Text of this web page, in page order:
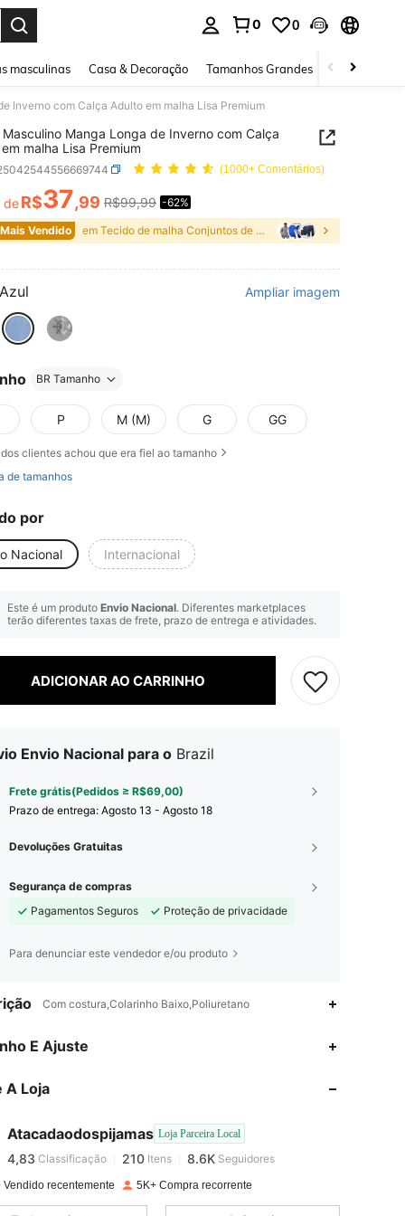
0 0
masculinas Casa & Decoração Tamanhos Grandes Joias e
Inverno com Calça Adulto em malha Lisa Premium
Masculino Manga Longa de Inverno com Calça
malha Lisa Premium
(1000+ Comentários)
AND AVAILABILITY
deR$37,99 R$99,99 -62%
Vendido em Tecido de malha Conjuntos de Loungewear Masculi
Azul Ampliar imagem
BR Tamanho
P M (M) G GG
dos clientes achou que era fiel ao tamanho
de tamanhos
por
Nacional Internacional
Este é um produto Envio Nacional. Diferentes marketplaces
terão diferentes taxas de frete, prazo de entrega e atividades.
ADICIONAR AO CARRINHO
Envio Nacional para o Brazil
Frete grátis(Pedidos ≥ R$69,00)
Prazo de entrega: Agosto 13 - Agosto 18
Devoluções Gratuitas
Segurança de compras
Pagamentos Seguros
Proteção de privacidade
Para denunciar este vendedor e/ou produto
Com costura,Colarinho Baixo,Poliuretano
E Ajuste
A Loja
Atacadaodospijamas Loja Parceira Local
4,83
4,83 Classificação 210 Itens 8.6K Seguidores
t***spago1 dia atrás
4,83 210 8.6K
Vendido recentemente 5K+ Compra recorrente